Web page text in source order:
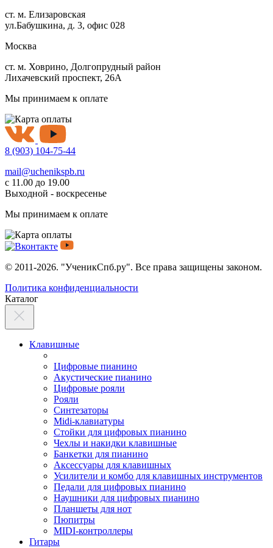
ст. м. Елизаровская
ул.Бабушкина, д. 3, офис 028
Москва
ст. м. Ховрино, Долгопрудный район
Лихачевский проспект, 26А
Мы принимаем к оплате
8 (903) 104-75-44
mail@uchenikspb.ru
с 11.00 до 19.00
Выходной - воскресенье
Мы принимаем к оплате
© 2011-2026. "УченикСпб.ру". Все права защищены законом.
Политика конфиденциальности
Каталог
Клавишные
Цифровые пианино
Акустические пианино
Цифровые рояли
Рояли
Синтезаторы
Midi-клавиатуры
Стойки для цифровых пианино
Чехлы и накидки клавишные
Банкетки для пианино
Аксессуары для клавишных
Усилители и комбо для клавишных инструментов
Педали для цифровых пианино
Наушники для цифровых пианино
Планшеты для нот
Пюпитры
MIDI-контроллеры
Гитары